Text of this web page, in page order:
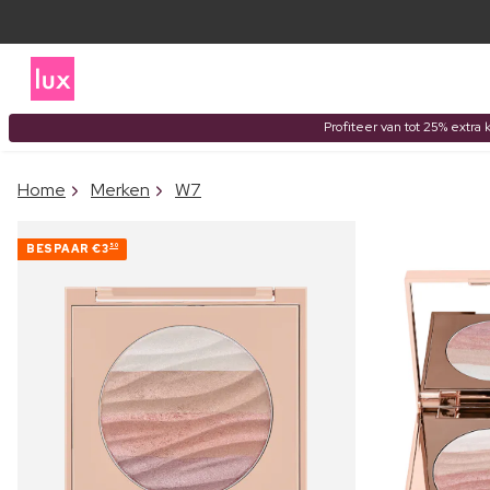
Profiteer van tot 25% extra
Home Merken W7
BESPAAR €3 50